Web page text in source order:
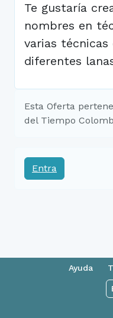
Te gustaría
nombres en
varias técnicas
diferentes
Esta Oferta
del Tiempo
Entra
Ayuda